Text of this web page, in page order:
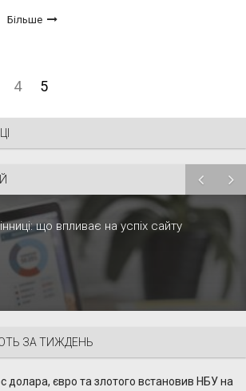
Більше
4 5
що впливає на успіх сайту
ЗА ТИЖДЕНЬ
долара, євро та злотого встановив НБУ на